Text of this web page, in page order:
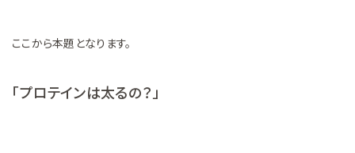
ここから本題となります。
「プロテインは太るの？」